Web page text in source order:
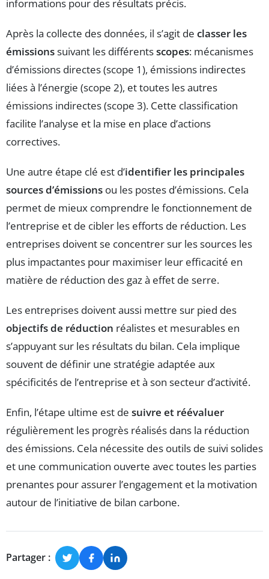
informations pour des résultats précis.
Après la collecte des données, il s’agit de classer les
émissionssuivant les différentsscopes: mécanismes
d’émissions directes (scope 1), émissions indirectes
liées à l’énergie (scope 2), et toutes les autres
émissions indirectes (scope 3). Cette classification
facilite l’analyse et la mise en place d’actions
correctives.
Une autre étape clé est d’identifier les principales
sources d’émissions ou les postes d’émissions. Cela
permet de mieux comprendre le fonctionnement de
l’entreprise et de cibler les efforts de réduction. Les
entreprises doivent se concentrer sur les sources les
plus impactantes pour maximiser leur efficacité en
matière de réduction des gaz à effet de serre.
Les entreprises doivent aussi mettre sur pied des
objectifs de réduction réalistes et mesurables en
s’appuyant sur les résultats du bilan. Cela implique
souvent de définir une stratégie adaptée aux
spécificités de l’entreprise et à son secteur d’activité.
Enfin, l’étape ultime est de suivre et réévaluer
régulièrement les progrès réalisés dans la réduction
des émissions. Cela nécessite des outils de suivi solides
et une communication ouverte avec toutes les parties
prenantes pour assurer l’engagement et la motivation
autour de l’initiative de bilan carbone.
Partager :